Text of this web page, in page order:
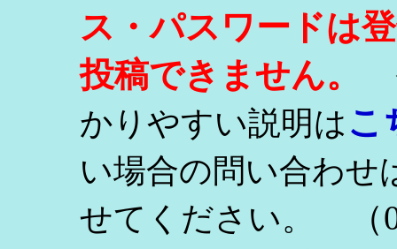
ス・パスワードは
投稿できません。
かりやすい説明はこ
い場合の問い合わせ
せてください。
（